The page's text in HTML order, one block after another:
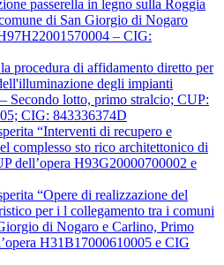
passerella in legno sulla Roggia
di San Giorgio di Nogaro
– CIG:
procedura di affidamento diretto per
degli impianti
Secondo lotto, primo stralcio; CUP:
CIG: 843336374D
“Interventi di recupero e
complesso sto rico architettonico di
dell’opera H93G20000700002 e
“Opere di realizzazione del
per i l collegamento tra i comuni
di Nogaro e Carlino, Primo
H31B17000610005 e CIG